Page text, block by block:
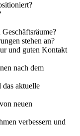
stehen an?
und guten Kontakt
nach dem
aktuelle
neuen
verbessern und